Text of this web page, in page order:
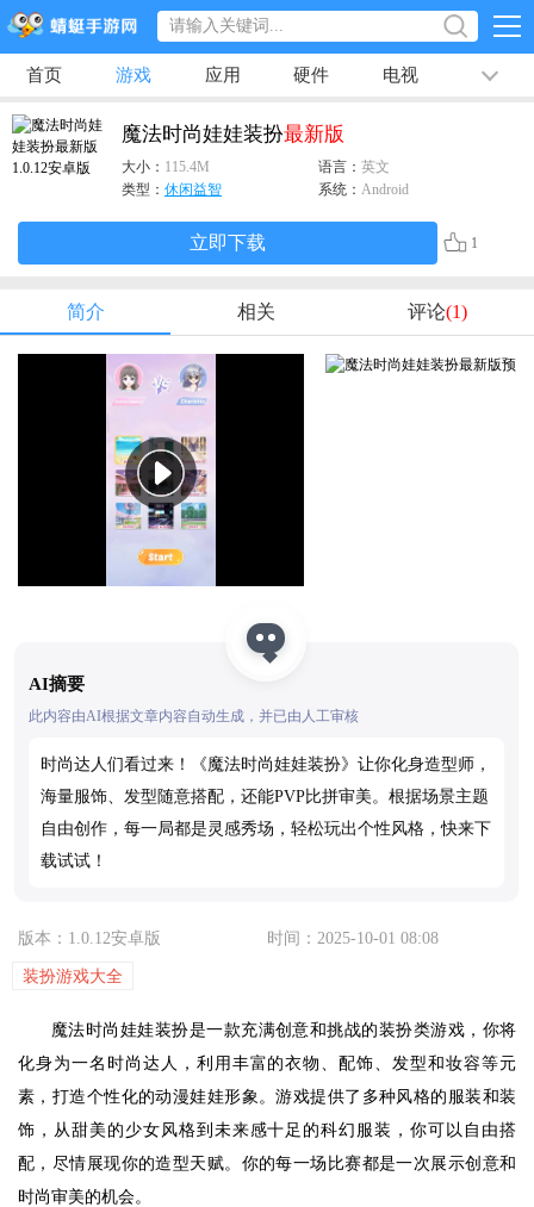
首页 游戏 应用 硬件 电视 排行榜
专题
魔法时尚娃娃装扮最新版
大小： 115.4M 语言： 英文
类型： 休闲益智 系统： Android
立即下载 1
简介 相关 评论(1)
AI摘要
此内容由AI根据文章内容自动生成，并已由人工审核
时尚达人们看过来！《魔法时尚娃娃装扮》让你化身造型师，
海量服饰、发型随意搭配，还能PVP比拼审美。根据场景主题
自由创作，每一局都是灵感秀场，轻松玩出个性风格，快来下
载试试！
版本：1.0.12安卓版 时间：2025-10-01 08:08
装扮游戏大全
魔法时尚娃娃装扮是一款充满创意和挑战的装扮类游戏，你将
化身为一名时尚达人，利用丰富的衣物、配饰、发型和妆容等元
素，打造个性化的动漫娃娃形象。游戏提供了多种风格的服装和装
饰，从甜美的少女风格到未来感十足的科幻服装，你可以自由搭
配，尽情展现你的造型天赋。你的每一场比赛都是一次展示创意和
时尚审美的机会。